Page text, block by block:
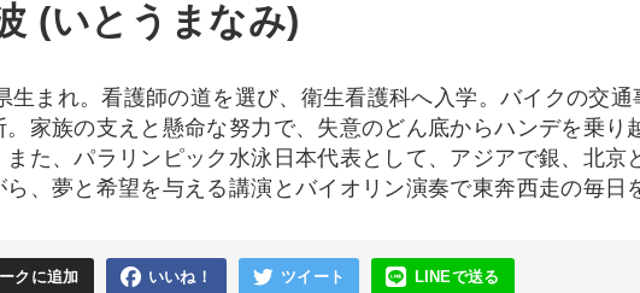
(いとうまなみ)
生まれ。看護師の道を選び、衛生看護科へ入学。バイクの交通
。家族の支えと懸命な努力で、失意のどん底からハンデを乗り
た、パラリンピック水泳日本代表として、アジアで銀、北京
、夢と希望を与える講演とバイオリン演奏で東奔西走の毎日
クに追加 いいね！ ツイート LINEで送る